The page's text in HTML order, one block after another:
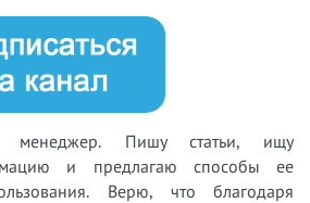
менеджер. Пишу статьи, ищу
и предлагаю способы ее
Верю, что благодаря